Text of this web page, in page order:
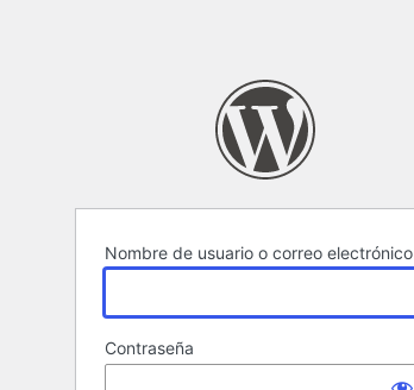
Nombre de usuario o correo electrónico
Contraseña